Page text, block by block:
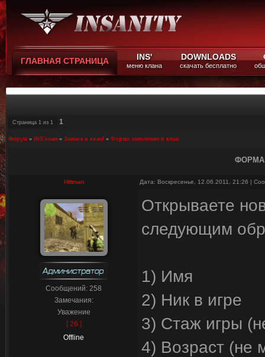
ГЛАВНАЯ СТРАНИЦА INS'
меню клана
DOWNLOADS
скачать бесплатно
Страница 1 из 1 1
Форум » iNS`клан » Заявка в клан! » Форма заявления в клан
ФОРМА
Hitman Дата: Воскресенье, 12.06.2011, 21:26 |
Сообщений: 258
Замечания:
Уважение
[ 26 ]
Offline
Открываете
следующим
1) Имя
2) Ник в игре
3) Стаж игры
4) Возраст (не